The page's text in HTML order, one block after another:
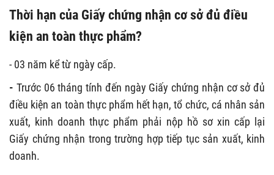
Thời hạn của Giấy chứng nhận cơ sở đủ điều
kiện an toàn thực phẩm?
- 03 năm kể từ ngày cấp.
- Trước 06 tháng tính đến ngày Giấy chứng nhận cơ sở đủ
điều kiện an toàn thực phẩm hết hạn, tổ chức, cá nhân sản
xuất, kinh doanh thực phẩm phải nộp hồ sơ xin cấp lại
Giấy chứng nhận trong trường hợp tiếp tục sản xuất, kinh
doanh.